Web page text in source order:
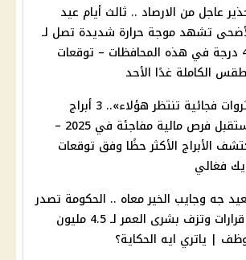
عاجل من الارصاد .. ثالث أيام عيد
تشهد موجة حرارة شديدة تصل لـ
42 درجة في هذه المحافظات – توقعات
الكاملة غدًا الأحد
«ثروات فجائية تنتظر هؤلاء».. 3 أبراج
تستقبل فرص مالية مفاجئة في 2025 –
الأبراج الأكثر حظًا وفق توقعات
فغالي
جه وجايب الخير معاه .. الحكومة تصدر
5 قرارات وتزف بشرى العمر لـ 4.5 مليون
| ياتري ايه الحكاية؟